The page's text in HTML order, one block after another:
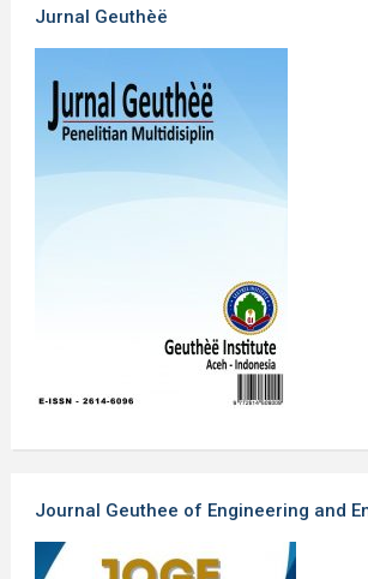
Jurnal Geuthèë
Journal Geuthee of Engineering and